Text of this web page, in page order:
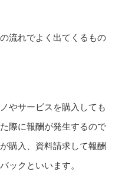
流れでよく出てくるもの
やサービスを購入しても
際に報酬が発生するので
購入、資料請求して報酬
ックといいます。